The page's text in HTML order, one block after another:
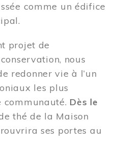
comme un édifice
projet de
nous
redonner vie à l’un
les plus
communauté. Dès le
thé de la Maison
ses portes au